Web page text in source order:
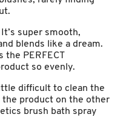
super smooth,
blends like a dream.
the PERFECT
so evenly.
difficult to clean the
product on the other
brush bath spray